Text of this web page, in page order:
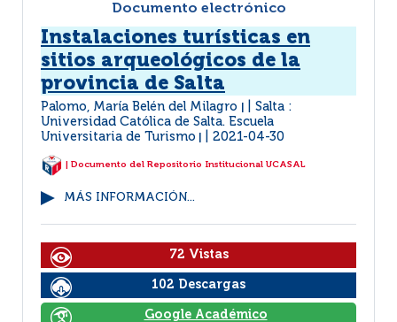
Documento electrónico
Instalaciones turísticas en
sitios arqueológicos de la
provincia de Salta
Palomo, María Belén del Milagro
Salta :
Universidad Católica de Salta. Escuela
Universitaria de Turismo
2021-04-30
| Documento del Repositorio Institucional UCASAL
MÁS INFORMACIÓN...
72 Vistas
102 Descargas
Google Académico